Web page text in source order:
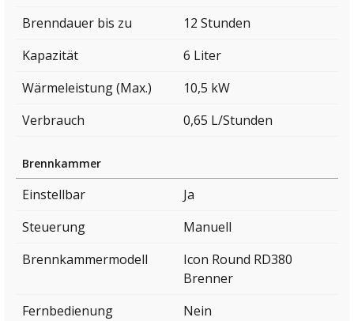
Brenndauer bis zu
12 Stunden
Kapazität
6 Liter
Wärmeleistung (Max.)
10,5 kW
Verbrauch
0,65 L/Stunden
Brennkammer
Einstellbar
Ja
Steuerung
Manuell
Brennkammermodell
Icon Round RD380
Brenner
Fernbedienung
Nein